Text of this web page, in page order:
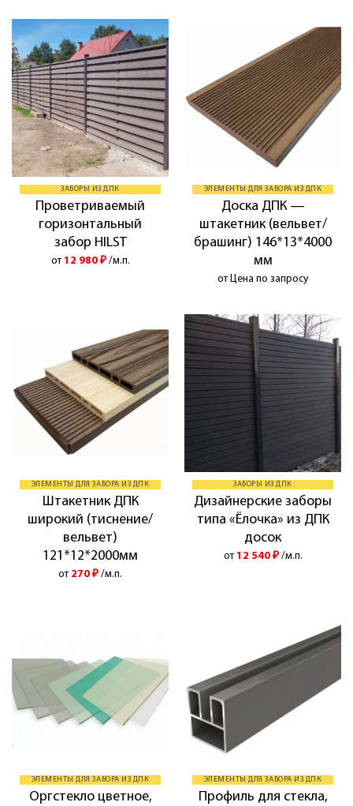
ЗАБОРЫ ИЗ ДПК
Проветриваемый
горизонтальный
забор HILST
от 12 980 ₽ /м.п.
ЭЛЕМЕНТЫ ДЛЯ ЗАБОРА ИЗ ДПК
Доска ДПК —
штакетник (вельвет/
брашинг) 146*13*4000
мм
от Цена по запросу
ЭЛЕМЕНТЫ ДЛЯ ЗАБОРА ИЗ ДПК
Штакетник ДПК
широкий (тиснение/
вельвет)
121*12*2000мм
от 270 ₽ /м.п.
ЗАБОРЫ ИЗ ДПК
Дизайнерские заборы
типа «Ёлочка» из ДПК
досок
от 12 540 ₽ /м.п.
ЭЛЕМЕНТЫ ДЛЯ ЗАБОРА ИЗ ДПК
Оргстекло цветное,
ЭЛЕМЕНТЫ ДЛЯ ЗАБОРА ИЗ ДПК
Профиль для стекла,